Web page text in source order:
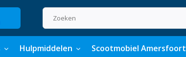
Hulpmiddelen Scootmobiel Amersfoort